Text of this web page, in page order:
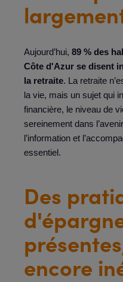
Aujourd’hui, 89 % des
Côte d'Azur se disent
la retraite. La retraite
la vie, mais un sujet qui
financière, le niveau de
sereinement dans
l’information et
essentiel.
Des
encore